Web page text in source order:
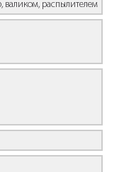
валиком, распылителем